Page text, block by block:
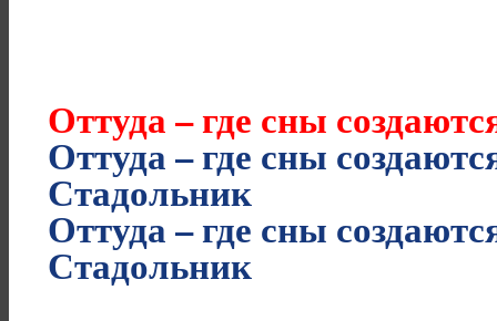
Оттуда – где сны
Оттуда – где сны
Стадольник
Оттуда – где сны
Стадольник